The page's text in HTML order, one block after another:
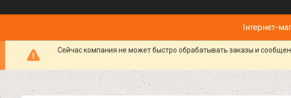
Інтернет-
Сейчас компания не может быстро обрабатывать заказы и